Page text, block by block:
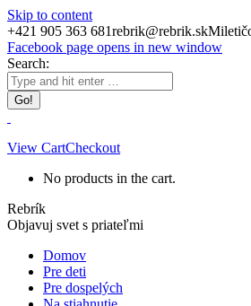
Skip to content
+421 905 363 681rebrik@rebrik.sk
Facebook page opens in new window
Search:
View CartCheckout
No products in the cart.
Rebrík
Objavuj svet s priateľmi
Domov
Pre deti
Pre dospelých